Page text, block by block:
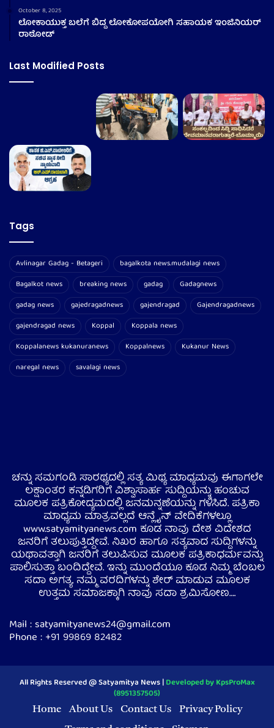
October 8, 2025
ಲೋಕಾಯುಕ್ತ ಬಲೆಗೆ ಬಿದ್ದ ಲೋಕೋಪಯೋಗಿ ಸಹಾಯಕ ಇಂಜಿನಿಯರ್
ರಾಠೋಡ್
Last Modified Posts
Tags
Avlinagar Gadag - Betageri
bagalkota news.mudalagi news
Bagalkot news
breaking news gadag
Gadagnews
gadag news
gajedragadnews gajendragad
Gajendragadnews
gajendragad news
Koppal
Koppala news
Koppalanews kukanuranews
Koppalnews
Kukanur News
naregal news
savalagi news
ಚನ್ನು ಸಮಗಂಡಿ ಸಾರಥ್ಯದಲ್ಲಿ ಸತ್ಯ ಮಿಥ್ಯ ಮಾಧ್ಯಮವು ಈಗಾಗಲೇ
ಲಕ್ಷಾಂತರ ಕನ್ನಡಿಗರಿಗೆ ವಿಶ್ವಾಸಾರ್ಹ ಸುದ್ದಿಯನ್ನು ಹಂಚುವ
ಮೂಲಕ ಪತ್ರಿಕೋದ್ಯಮದಲ್ಲಿ ಜನಮನ್ನಣೆಯನ್ನು ಗಳಿಸಿದೆ. ಪತ್ರಿಕಾ
ಮಾಧ್ಯಮ ಮಾತ್ರವಲ್ಲದೆ ಆನ್ಲೈನ್ ವೇದಿಕೆಗಳಲ್ಲೂ
www.satyamityanews.com ಕೂಡ ನಾವು ದೇಶ ವಿದೇಶದ
ಜನರಿಗೆ ತಲುಪುತ್ತಿದ್ದೇವೆ. ನಿಖರ ಹಾಗೂ ಸತ್ಯವಾದ ಸುದ್ದಿಗಳನ್ನು
ಯಥಾವತ್ತಾಗಿ ಜನರಿಗೆ ತಲುಪಿಸುವ ಮೂಲಕ ಪತ್ರಿಕಾಧರ್ಮವನ್ನು
ಪಾಲಿಸುತ್ತಾ ಬಂದಿದ್ದೇವೆ. ಇನ್ನು ಮುಂದೆಯೂ ಕೂಡ ನಿಮ್ಮ ಬೆಂಬಲ
ಸದಾ ಅಗತ್ಯ. ನಮ್ಮ ವರದಿಗಳನ್ನು ಶೇರ್ ಮಾಡುವ ಮೂಲಕ
ಉತ್ತಮ ಸಮಾಜಕ್ಕಾಗಿ ನಾವು ಸದಾ ಶ್ರಮಿಸೋಣ….
Mail : satyamityanews24@gmail.com
Phone : +91 99869 82482
All Rights Reserved @ Satyamitya News |Developed by KpsProMax
(8951357505)
Home About Us Contact Us
Privacy Policy